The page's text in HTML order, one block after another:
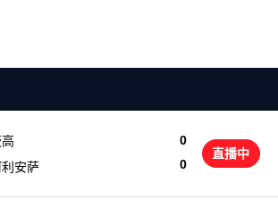
0
0
利安萨
直播中